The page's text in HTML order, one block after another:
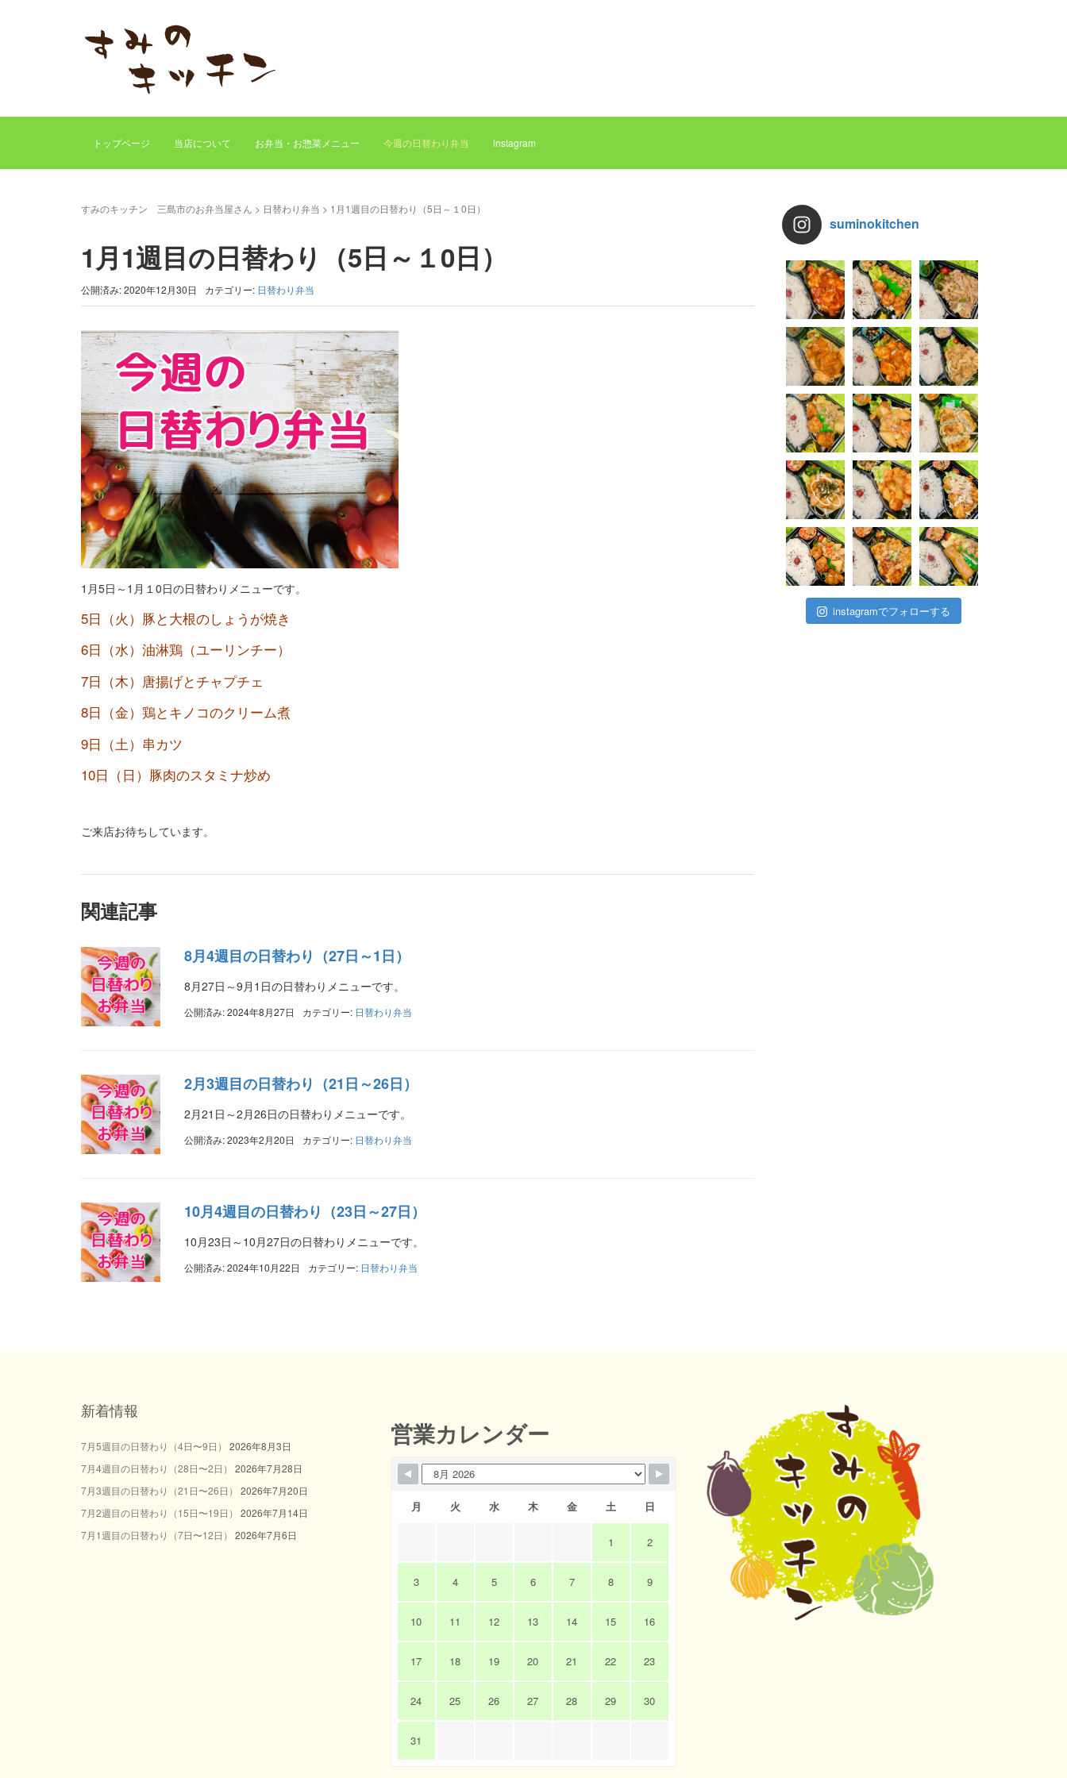
トップページ 当店について お弁当・お惣菜メニュー 今週の日替わり弁当 instagram
すみのキッチン 三島市のお弁当屋さん > 日替わり弁当 > 1月1週目の日替わり（5日～１0日）
1月1週目の日替わり（5日～１0日）
公開済み: 2020年12月30日 カテゴリー: 日替わり弁当
1月5日～1月１0日の日替わりメニューです。
5日（火）豚と大根のしょうが焼き
6日（水）油淋鶏（ユーリンチー）
7日（木）唐揚げとチャプチェ
8日（金）鶏とキノコのクリーム煮
9日（土）串カツ
10日（日）豚肉のスタミナ炒め
ご来店お待ちしています。
関連記事
8月4週目の日替わり（27日～1日）
8月27日～9月1日の日替わりメニューです。
公開済み: 2024年8月27日 カテゴリー: 日替わり弁当
2月3週目の日替わり（21日～26日）
2月21日～2月26日の日替わりメニューです。
公開済み: 2023年2月20日 カテゴリー: 日替わり弁当
10月4週目の日替わり（23日～27日）
10月23日～10月27日の日替わりメニューです。
公開済み: 2024年10月22日 カテゴリー: 日替わり弁当
suminokitchen
instagramでフォローする
新着情報
7月5週目の日替わり（4日〜9日） 2026年8月3日
7月4週目の日替わり（28日〜2日） 2026年7月28日
7月3週目の日替わり（21日〜26日） 2026年7月20日
7月2週目の日替わり（15日〜19日） 2026年7月14日
7月1週目の日替わり（7日〜12日） 2026年7月6日
営業カレンダー
月 火 水 木 金 土 日
1 2
3 4 5 6 7 8 9
10 11 12 13 14 15 16
17 18 19 20 21 22 23
24 25 26 27 28 29 30
31